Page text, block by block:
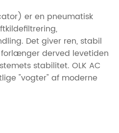
er en pneumatisk
Det giver ren, stabil
derved levetiden
stabilitet. OLK AC
"vogter" af moderne